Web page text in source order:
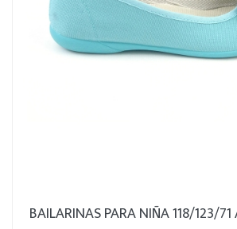
BAILARINAS PARA NIÑA 118/123/